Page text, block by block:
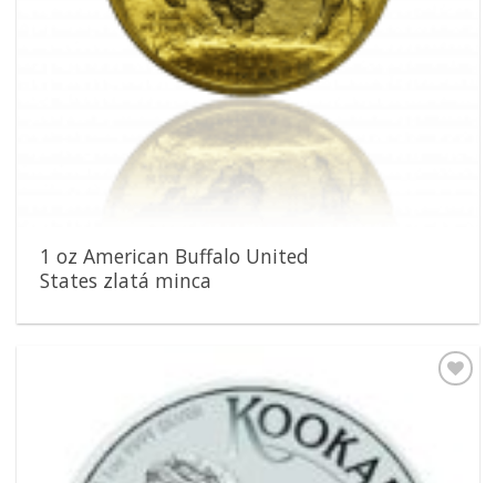
1 oz American Buffalo United
States zlatá minca